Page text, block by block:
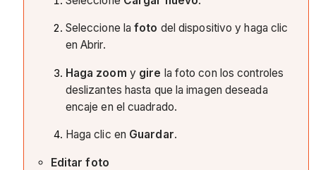
Seleccione lafoto del dispositivo y haga clic
en Abrir.
Haga zoom y gire la foto con los controles
deslizantes hasta que la imagen deseada
encaje en el cuadrado.
Haga clic en Guardar.
Editar foto